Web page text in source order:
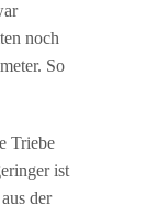
noch
So
Triebe
ist
der